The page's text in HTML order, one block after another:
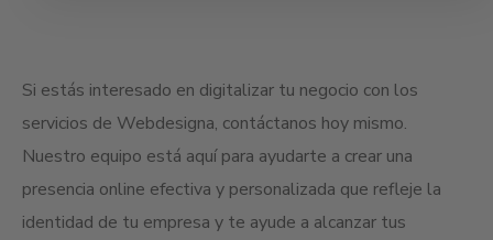
Si estás interesado en digitalizar tu negocio con los
servicios de Webdesigna, contáctanos hoy mismo.
Nuestro equipo está aquí para ayudarte a crear una
presencia online efectiva y personalizada que refleje la
identidad de tu empresa y te ayude a alcanzar tus